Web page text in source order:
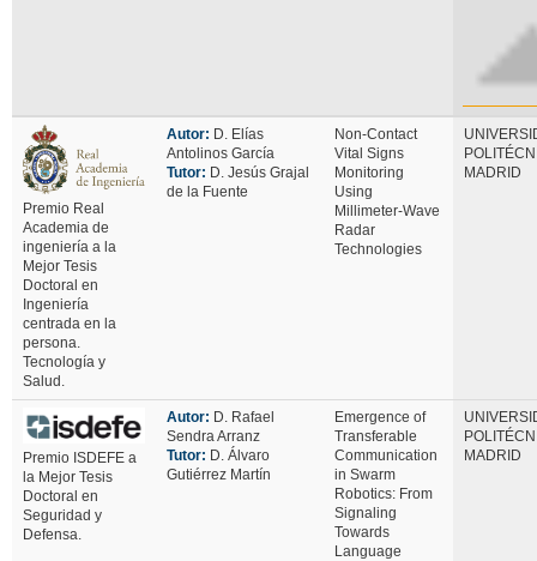
Premio Real
Academia de
ingeniería a la
Mejor Tesis
Doctoral en
Ingeniería
centrada en la
persona.
Tecnología y
Salud.
Autor: D. Elías
Antolinos García
Tutor: D. Jesús Grajal
de la Fuente
Non-Contact
Vital Signs
Monitoring
Using
Millimeter-Wave
Radar
Technologies
MADRID
Premio ISDEFE a
la Mejor Tesis
Doctoral en
Seguridad y
Defensa.
Autor: D. Rafael
Sendra Arranz
Tutor: D. Álvaro
Gutiérrez Martín
Emergence of
Transferable
Communication
in Swarm
Robotics: From
Signaling
Towards
Language
MADRID